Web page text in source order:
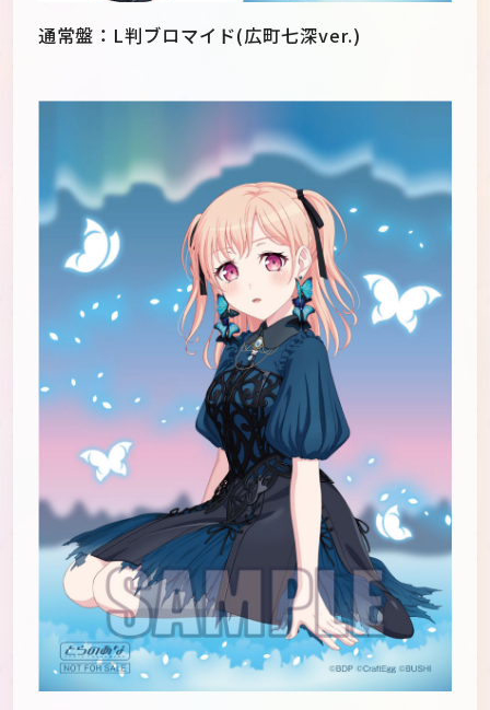
通常盤：L判ブロマイド(広町七深ver.)